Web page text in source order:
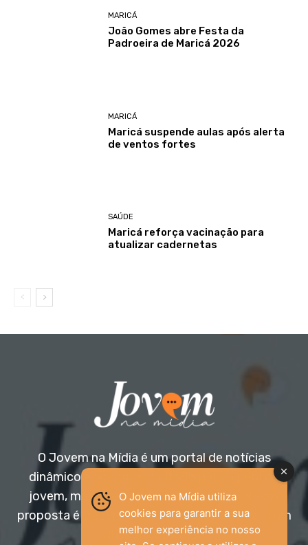
MARICÁ
João Gomes abre Festa da
Padroeira de Maricá 2026
MARICÁ
Maricá suspende aulas após alerta
de ventos fortes
SAÚDE
Maricá reforça vacinação para
atualizar cadernetas
O Jovem na Mídia é um portal de notícias
dinâmico e acessível, voltado para o público
jovem, mas aberto a todas as idades. Nossa
proposta é trazer informação relevante com um
olhar diferenciado.
O Jovem na Mídia utiliza
cookies para garantir a sua
melhor experiência no nosso